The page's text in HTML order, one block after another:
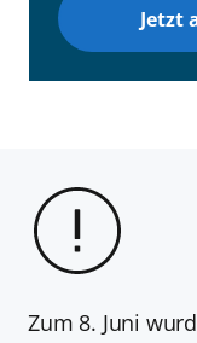
Jetzt
Zum 8. Juni